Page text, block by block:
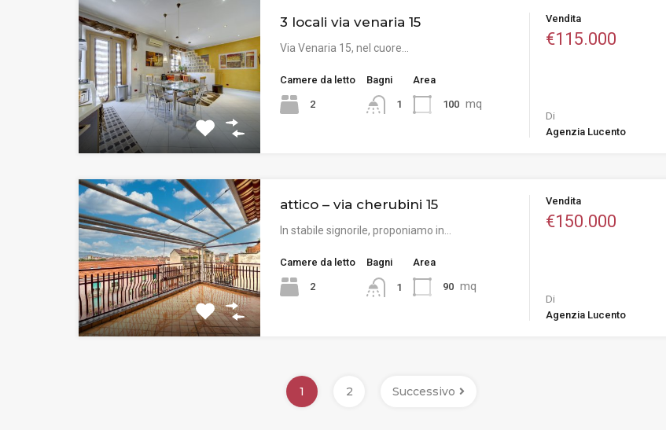
3 locali via venaria 15
Via Venaria 15, nel cuore…
Camere da letto
2
Bagni
1
Area
100 mq
Vendita
€115.000
Di
Agenzia Lucento
attico – via cherubini 15
In stabile signorile, proponiamo in…
Camere da letto
2
Bagni
1
Area
90 mq
Vendita
€150.000
Di
Agenzia Lucento
1 2 Successivo